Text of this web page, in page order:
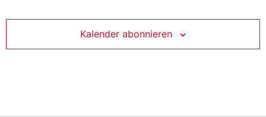
Kalender abonnieren